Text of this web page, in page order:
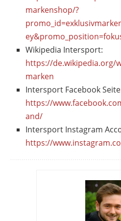
markenshop/?
Wikipedia Intersport:
https://de.wikipedia.org/
marken
Intersport Facebook
https://
and/
Intersport Instagram
https://